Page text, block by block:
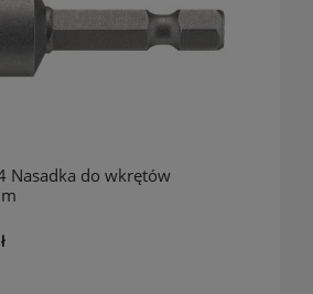
Nasadka do wkrętów